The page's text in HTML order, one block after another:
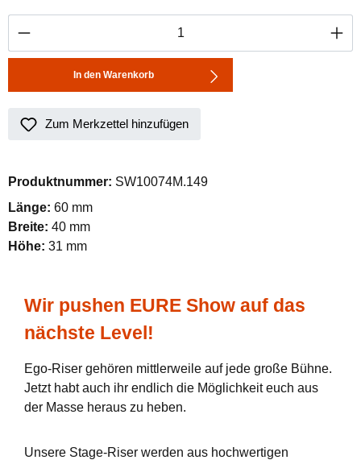
Produkt Anzahl: Gib den gewünschten
In den Warenkorb
Zum Merkzettel hinzufügen
Produktnummer: SW10074M.149
Länge: 60 mm
Breite: 40 mm
Höhe: 31 mm
Wir pushen EURE Show auf das
nächste Level!
Ego-Riser gehören mittlerweile auf jede große Bühne.
Jetzt habt auch ihr endlich die Möglichkeit euch aus
der Masse heraus zu heben.
Unsere Stage-Riser werden aus hochwertigen